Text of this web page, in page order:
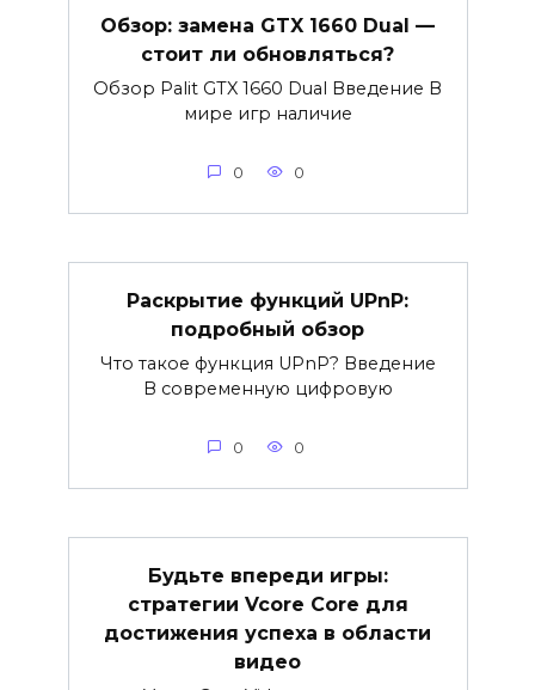
Обзор: замена GTX 1660 Dual —
стоит ли обновляться?
Обзор Palit GTX 1660 Dual Введение В
мире игр наличие
0 0
Раскрытие функций UPnP:
подробный обзор
Что такое функция UPnP? Введение
В современную цифровую
0 0
Будьте впереди игры:
стратегии Vcore Core для
достижения успеха в области
видео